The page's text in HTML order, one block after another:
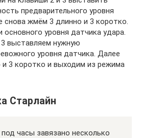
предварительного уровня
снова жмём 3 длинно и 3 коротко.
уровня датчика удара.
выставляем нужную
уровня датчика. Далее
3 коротко и выходим из режима
Старлайн
часы завязано несколько